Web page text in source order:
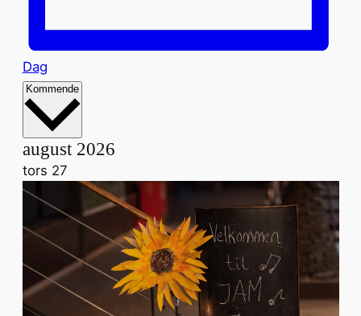
Dag
Kommende Vælg
august 2026
tors 27